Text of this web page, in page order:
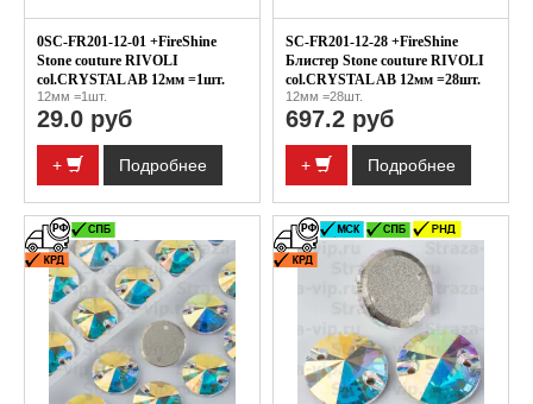
0SC-FR201-12-01 +FireShine
Stone couture RIVOLI
col.CRYSTAL AB 12мм =1шт.
12мм =1шт.
29.0 руб
+ Подробнее
SC-FR201-12-28 +FireShine
Блистер Stone couture RIVOLI
col.CRYSTAL AB 12мм =28шт.
12мм =28шт.
697.2 руб
+ Подробнее